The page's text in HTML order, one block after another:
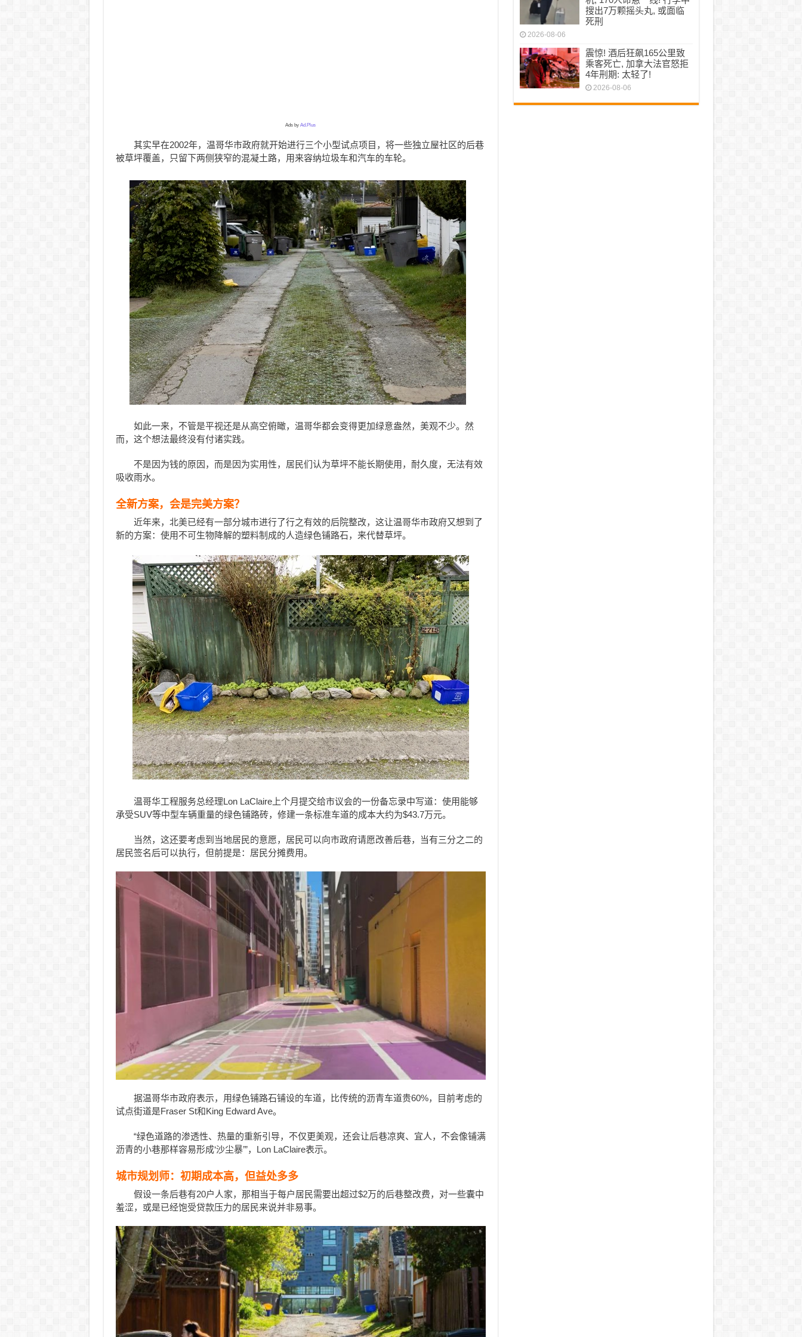
Ads by Ad.Plus
其实早在2002年，温哥华市政府就开始进行三个小型试点项目，将一些独立屋社区的后巷
被草坪覆盖，只留下两侧狭窄的混凝土路，用来容纳垃圾车和汽车的车轮。
如此一来，不管是平视还是从高空俯瞰，温哥华都会变得更加绿意盎然，美观不少。然
而，这个想法最终没有付诸实践。
不是因为钱的原因，而是因为实用性，居民们认为草坪不能长期使用，耐久度，无法有效
吸收雨水。
全新方案，会是完美方案？
近年来，北美已经有一部分城市进行了行之有效的后院整改，这让温哥华市政府又想到了
新的方案：使用不可生物降解的塑料制成的人造绿色铺路石，来代替草坪。
温哥华工程服务总经理Lon LaClaire上个月提交给市议会的一份备忘录中写道：使用能够
承受SUV等中型车辆重量的绿色铺路砖，修建一条标准车道的成本大约为$43.7万元。
当然，这还要考虑到当地居民的意愿，居民可以向市政府请愿改善后巷，当有三分之二的
居民签名后可以执行，但前提是：居民分摊费用。
据温哥华市政府表示，用绿色铺路石铺设的车道，比传统的沥青车道贵60%，目前考虑的
试点街道是Fraser St和King Edward Ave。
“绿色道路的渗透性、热量的重新引导，不仅更美观，还会让后巷凉爽、宜人，不会像铺满
沥青的小巷那样容易形成‘沙尘暴’”，Lon LaClaire表示。
城市规划师：初期成本高，但益处多多
假设一条后巷有20户人家，那相当于每户居民需要出超过$2万的后巷整改费，对一些囊中
羞涩，或是已经饱受贷款压力的居民来说并非易事。
搜出7万颗摇头丸, 或面临
死刑
2026-08-06
震惊! 酒后狂飙165公里致
乘客死亡, 加拿大法官怒拒
4年刑期: 太轻了!
2026-08-06